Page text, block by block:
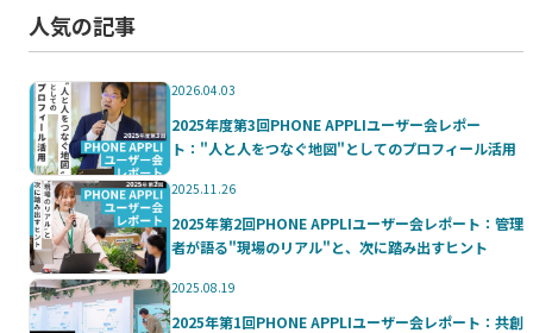
人気の記事
2026.04.03
2025年度第3回PHONE APPLIユーザー会レポー
ト："人と人をつなぐ地図"としてのプロフィール活用
2025.11.26
2025年第2回PHONE APPLIユーザー会レポート：管理
者が語る"現場のリアル"と、次に踏み出すヒント
2025.08.19
2025年第1回PHONE APPLIユーザー会レポート：共創